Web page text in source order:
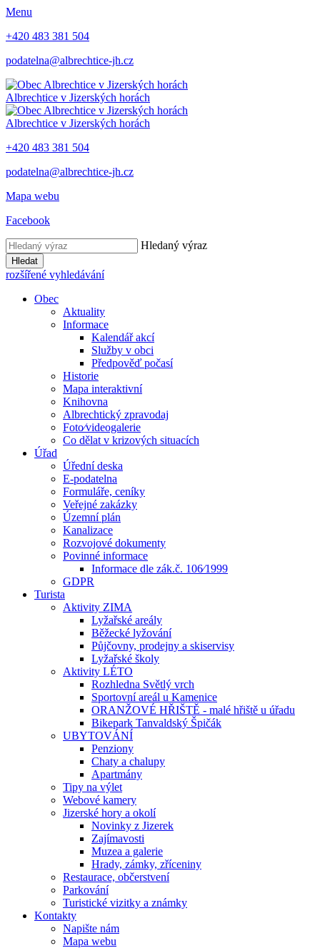
Menu
+420 483 381 504
podatelna@albrechtice-jh.cz
Albrechtice v Jizerských horách
Albrechtice v Jizerských horách
+420 483 381 504
podatelna@albrechtice-jh.cz
Mapa webu
Facebook
Hledaný výraz
Hledat
rozšířené vyhledávání
Obec
Aktuality
Informace
Kalendář akcí
Služby v obci
Předpověď počasí
Historie
Mapa interaktivní
Knihovna
Albrechtický zpravodaj
Foto⁄videogalerie
Co dělat v krizových situacích
Úřad
Úřední deska
E-podatelna
Formuláře, ceníky
Veřejné zakázky
Územní plán
Kanalizace
Rozvojové dokumenty
Povinné informace
Informace dle zák.č. 106⁄1999
GDPR
Turista
Aktivity ZIMA
Lyžařské areály
Běžecké lyžování
Půjčovny, prodejny a skiservisy
Lyžařské školy
Aktivity LÉTO
Rozhledna Světlý vrch
Sportovní areál u Kamenice
ORANŽOVÉ HŘIŠTĚ - malé hřiště u úřadu
Bikepark Tanvaldský Špičák
UBYTOVÁNÍ
Penziony
Chaty a chalupy
Apartmány
Tipy na výlet
Webové kamery
Jizerské hory a okolí
Novinky z Jizerek
Zajímavosti
Muzea a galerie
Hrady, zámky, zříceniny
Restaurace, občerstvení
Parkování
Turistické vizitky a známky
Kontakty
Napište nám
Mapa webu